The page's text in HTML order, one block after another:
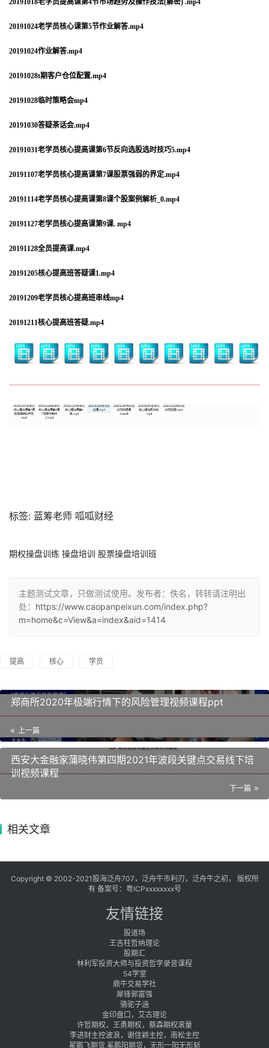
20191018老学员提高课第4节市场趋势及操作技法(解密) .mp4
20191024老学员核心课第5节作业解答.mp4
20191024作业解答.mp4
20191028t期客户仓位配置.mp4
20191028临时策略会mp4
20191030答疑茶话会.mp4
20191031老学员核心提高课第6节反向选股选时技巧5.mp4
20191107老学员核心提高课第7课股票强弱的界定.mp4
20191114老学员核心提高课第8课个股案例解析_0.mp4
20191127老学员核心提高课第9课. mp4
20191128全员提高课.mp4
20191205核心提高班答疑课1.mp4
20191209老学员核心提高班串线mp4
20191211核心提高班答疑.mp4
标签: 蓝筹老师 呱呱财经
期权操盘训练 操盘培训 股票操盘培训班
主题测试文章，只做测试使用。发布者：佚名，转转请注明出
处： https://www.caopanpeixun.com/index.php?
m=home&c=View&a=index&aid=1414
提高 核心 学员
郑商所2020年极端行情下的风险管理视频课程ppt
上一篇
西安大金融家蒲晓伟第四期2021年波段关键点交易线下培
训视频课程
下一篇
相关文章
Copyright © 2002-2021股海泛舟707，泛舟牛市利刃，泛舟牛之初， 版权所
有 备案号： 粤ICPxxxxxxxx号
友情链接
股道场
王吉柱哲纳理论
股期汇
林利军投资大师与投资哲学录音课程
54学堂
鼎牛交易学社
犀锋郭富强
骆驼子涵
金印盘口，艾古理论
许哲期权，王勇期权，蔡森期权滚量
李进财主控波浪，谢佳颖主控，南松主控
翟鹏飞期货,奚鹏阳期货，无形一阳无形斩